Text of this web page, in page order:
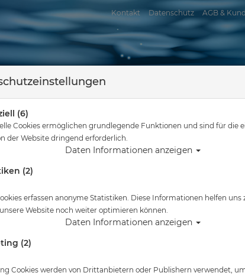
Kontakt Datenschutz AGB &
Sie sind hier Startseite Zubehör Atemregler
(6)
Cookies ermöglichen grundlegende Funktionen und sind für die
der Website dringend erforderlich.
Daten Informationen anzeigen
(2)
erfassen anonyme Statistiken. Diese Informationen helfen uns
Website noch weiter optimieren können.
Daten Informationen anzeigen
(2)
Cookies werden von Drittanbietern oder Publishern verwendet,